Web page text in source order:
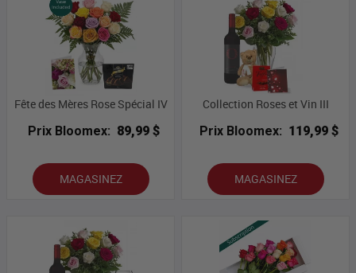
Fête des Mères Rose Spécial IV
Prix Bloomex: 89,99 $
MAGASINEZ
Collection Roses et Vin III
Prix Bloomex: 119,99 $
MAGASINEZ